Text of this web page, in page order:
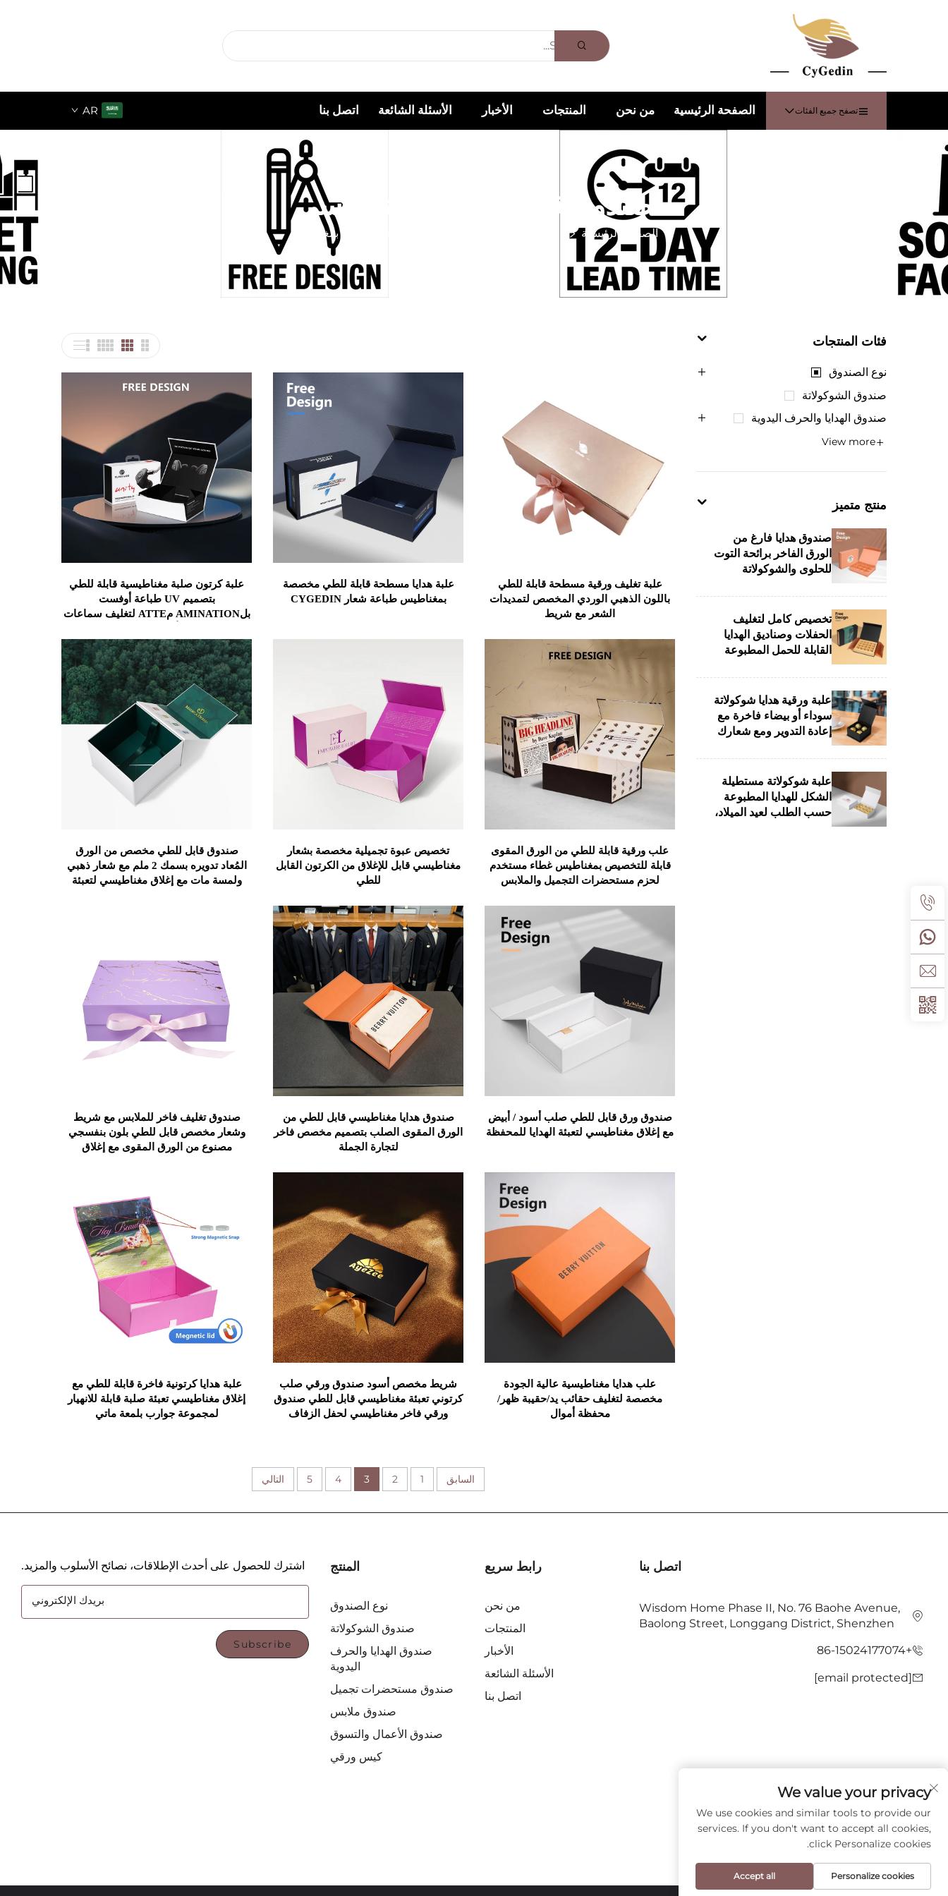
تصفح جميع الفئات الصفحة الرئيسية من نحن المنتجات الأخبار الأسئلة الشائعة اتصل بنا AR
صندوق قابل للطي ومغناطيسي
الصفحة الرئيسية علبة قابلة للطي بمغناطيس
فئات المنتجات
نوع الصندوق
صندوق الشوكولاتة
صندوق الهدايا والحرف اليدوية
View more
منتج متميز
صندوق هدايا فارغ من
الورق الفاخر برائحة التوت
للحلوى والشوكولاتة
تغليف قابل للتخصيص
كالปฏأدر
تخصيص كامل لتغليف
الحفلات وصناديق الهدايا
القابلة للحمل المطبوعة
علبة ورقية هدايا شوكولاتة
سوداء أو بيضاء فاخرة مع
إعادة التدوير ومع شعارك
علبة شوكولاتة مستطيلة
الشكل للهدايا المطبوعة
حسب الطلب لعيد الميلاد،
علبة تغليف ورقية مسطحة قابلة للطي
باللون الذهبي الوردي المخصص لتمديدات
الشعر مع شريط
علبة هدايا مسطحة قابلة للطي مخصصة
بمغناطيس طباعة شعار CYGEDIN
علبة كرتون صلبة مغناطيسية قابلة للطي
بتصميم UV طباعة أوفست
بلAMINATION مATTE لتغليف سماعات
علب ورقية قابلة للطي من الورق المقوى
قابلة للتخصيص بمغناطيس غطاء مستخدم
لحزم مستحضرات التجميل والملابس
تخصيص عبوة تجميلية مخصصة بشعار
مغناطيسي قابل للإغلاق من الكرتون القابل
للطي
صندوق قابل للطي مخصص من الورق
المُعاد تدويره بسمك 2 ملم مع شعار ذهبي
ولمسة مات مع إغلاق مغناطيسي لتعبئة
صندوق ورق قابل للطي صلب أسود / أبيض
مع إغلاق مغناطيسي لتعبئة الهدايا للمحفظة
صندوق هدايا مغناطيسي قابل للطي من
الورق المقوى الصلب بتصميم مخصص فاخر
لتجارة الجملة
صندوق تغليف فاخر للملابس مع شريط
وشعار مخصص قابل للطي بلون بنفسجي
مصنوع من الورق المقوى مع إغلاق
علب هدايا مغناطيسية عالية الجودة
مخصصة لتغليف حقائب يد/حقيبة ظهر/
محفظة أموال
شريط مخصص أسود صندوق ورقي صلب
كرتوني تعبئة مغناطيسي قابل للطي صندوق
ورقي فاخر مغناطيسي لحفل الزفاف
علبة هدايا كرتونية فاخرة قابلة للطي مع
إغلاق مغناطيسي تعبئة صلبة قابلة للانهيار
لمجموعة جوارب بلمعة ماتي
السابق 1
2
3
4
5 التالي
اتصل بنا
Wisdom Home Phase II, No. 76 Baohe Avenue,
Baolong Street, Longgang District, Shenzhen
+86-15024177074
[email protected]
رابط سريع
من نحن
المنتجات
الأخبار
الأسئلة الشائعة
اتصل بنا
المنتج
نوع الصندوق
صندوق الشوكولاتة
صندوق الهدايا والحرف
اليدوية
صندوق مستحضرات تجميل
صندوق ملابس
صندوق الأعمال والتسوق
كيس ورقي
اشترك للحصول على أحدث الإطلاقات، نصائح الأسلوب والمزيد.
بريدك الإلكتروني
Subscribe
We value your privacy
We use cookies and similar tools to provide our
services. If you don't want to accept all cookies,
click Personalize cookies.
Personalize cookies
Accept all